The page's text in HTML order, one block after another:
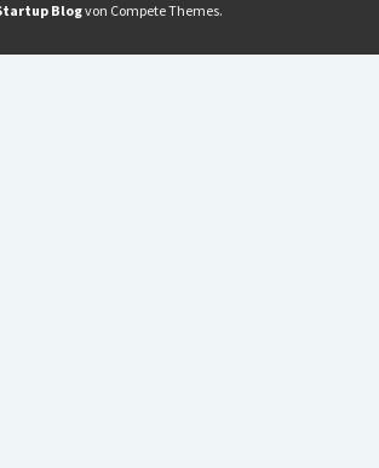
Blogvon Compete Themes.